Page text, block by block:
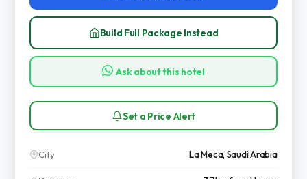
Build Full Package Instead
Ask about this hotel
Set a Price Alert
City La Meca, Saudi Arabia